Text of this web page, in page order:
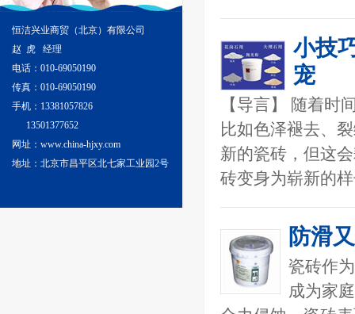
恒洁兴业商贸（北京）有限公司
赵 虎 经理
电话：010-69050190
传真：010-69050190
手机：13381057826
13501377652
网址：www.china-hjxy.com
地址：北京市昌平区北七家工业园2号
小技
宠
【导言】 随着时
比如色泽褪去、
新的瓷砖，但这
砖变身为崭新的
防滑
瓷砖作
成为家